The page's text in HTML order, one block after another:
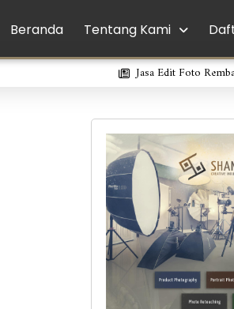
Beranda Tentang Kami
Jasa Edit Foto